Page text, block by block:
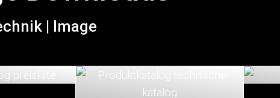
| Image